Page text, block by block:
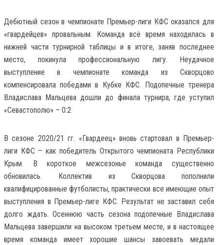
Дебютный сезон в чемпионате Премьер-лиги КФС оказался для
«гвардейцев» провальным. Команда всё время находилась в
нижней части турнирной таблицы и в итоге, заняв последнее
место, покинула профессиональную лигу. Неудачное
выступление в чемпионате команда из Скворцово
компенсировала победами в Кубке КФС. Подопечные тренера
Владислава Мальцева дошли до финала турнира, где уступил
«Севастополю» – 0:2.
В сезоне 2020/21 гг. «Гвардеец» вновь стартовал в Премьер-
лиги КФС – как победитель Открытого чемпионата Республики
Крым. В короткое межсезонье команда существенно
обновилась. Коллектив из Скворцова пополнили
квалифицированные футболисты, практически все имеющие опыт
выступления в Премьер-лиге КФС. Результат не заставил себя
долго ждать. Осеннюю часть сезона подопечные Владислава
Мальцева завершили на высоком третьем месте, и в настоящее
время команда имеет хорошие шансы завоевать медали